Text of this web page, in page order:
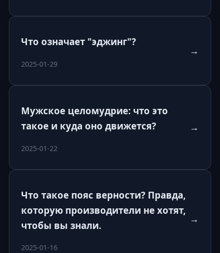
Что означает "эджинг"?
2025-01-29
→
Мужское целомудрие: что это
такое и куда оно движется?
2025-01-22
→
Что такое пояс верности? Правда,
которую производители не хотят,
чтобы вы знали.
2025-01-16
→